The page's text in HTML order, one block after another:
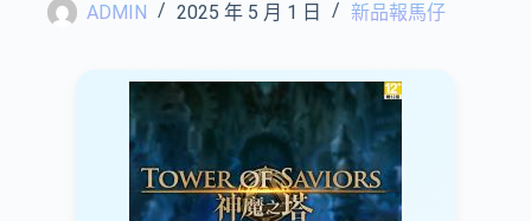
ADMIN 2025 年 5 月 1 日 新品報馬仔